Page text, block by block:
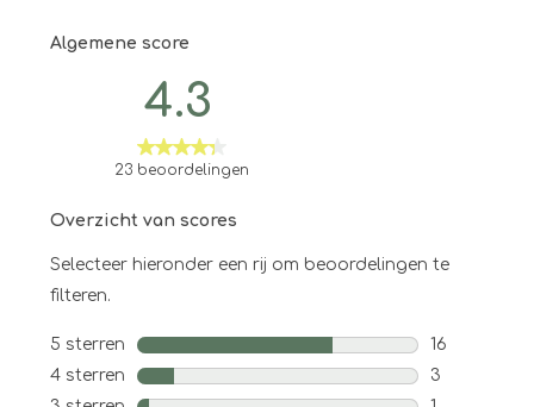
Overzicht van scores
Selecteer hieronder een rij om beoordelingen te
filteren.
5 sterren sterren
16
16
4 sterren sterren
3
3
Algemene score
4.3
23 beoordelingen